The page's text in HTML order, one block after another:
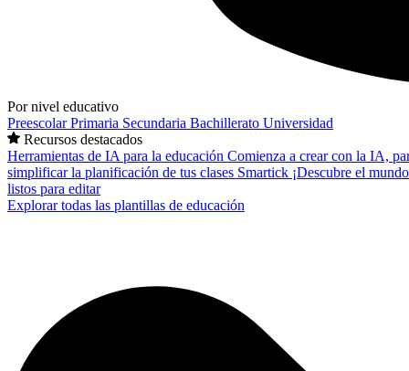
Por nivel educativo
PreescolarPrimaria Secundaria Bachillerato Universidad
Recursos destacados
Herramientas de IA para la educación Comienza a crear con la IA,
simplificar la planificación de tus clases Smartick ¡Descubre el
listos para editar
Explorar todas las plantillas de educación